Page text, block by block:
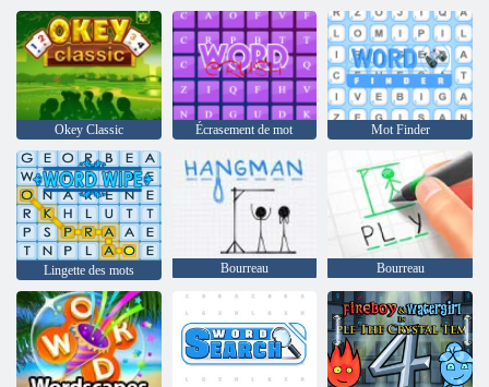
Okey Classic Écrasement de mot Mot Finder
Lingette des mots Bourreau Bourreau